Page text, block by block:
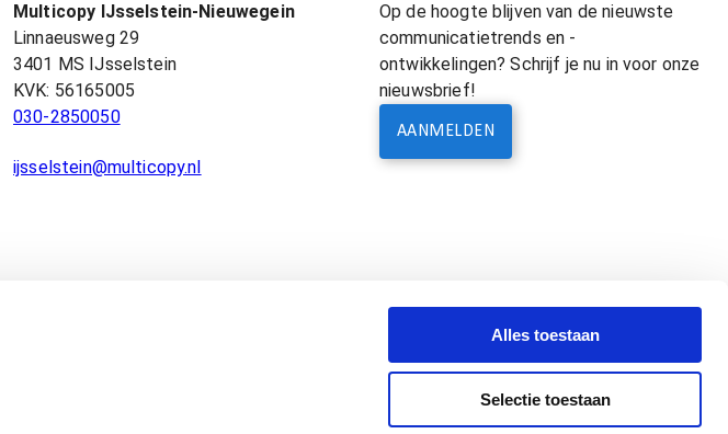
Alles toestaan
Selectie toestaan
Multicopy IJsselstein-Nieuwegein
Linnaeusweg 29
3401 MS IJsselstein
KVK: 56165005
030-2850050
ijsselstein@multicopy.nl
Op de hoogte blijven van de nieuwste
communicatietrends en -
ontwikkelingen? Schrijf je nu in voor onze
nieuwsbrief!
AANMELDEN